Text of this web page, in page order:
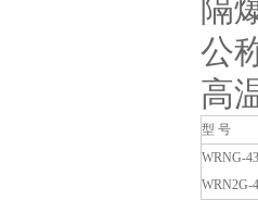
隔
公
高
型 号
WRNG-
WRN2G-